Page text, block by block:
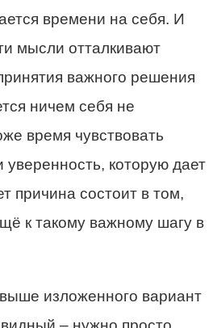
времени на себя. И
мысли отталкивают
важного решения
ничем себя не
время чувствовать
уверенность, которую дает
причина состоит в том,
к такому важному шагу в
изложенного вариант